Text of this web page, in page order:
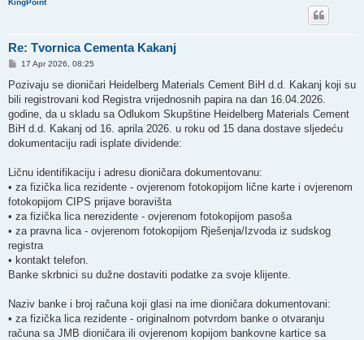
KingPoint
Re: Tvornica Cementa Kakanj
P
s
17 Apr 2026, 08:25
Pozivaju se dioničari Heidelberg Materials Cement BiH d.d. Kakanj koji su
bili registrovani kod Registra vrijednosnih papira na dan 16.04.2026.
godine, da u skladu sa Odlukom Skupštine Heidelberg Materials Cement
BiH d.d. Kakanj od 16. aprila 2026. u roku od 15 dana dostave sljedeću
dokumentaciju radi isplate dividende:
Ličnu identifikaciju i adresu dioničara dokumentovanu:
• za fizička lica rezidente - ovjerenom fotokopijom lične karte i ovjerenom
fotokopijom CIPS prijave boravišta
• za fizička lica nerezidente - ovjerenom fotokopijom pasoša
• za pravna lica - ovjerenom fotokopijom Rješenja/Izvoda iz sudskog
registra
• kontakt telefon.
Banke skrbnici su dužne dostaviti podatke za svoje klijente.
Naziv banke i broj računa koji glasi na ime dioničara dokumentovani:
• za fizička lica rezidente - originalnom potvrdom banke o otvaranju
računa sa JMB dioničara ili ovjerenom kopijom bankovne kartice sa